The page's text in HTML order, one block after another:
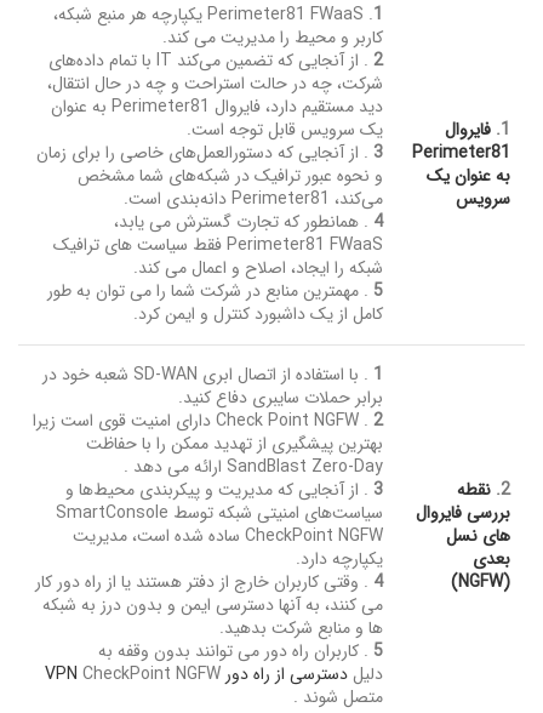
1. فایروال
Perimeter81
به عنوان یک
سرویس
1
. Perimeter81 FWaaS یکپارچه هر منبع شبکه،
کاربر و محیط را مدیریت می کند.
2
. از آنجایی که تضمین می‌کند IT با تمام داده‌های
شرکت، چه در حالت استراحت و چه در حال انتقال،
دید مستقیم دارد، فایروال Perimeter81 به عنوان
یک سرویس قابل توجه است.
3 . از آنجایی که دستورالعمل‌های خاصی را برای زمان
و نحوه عبور ترافیک در شبکه‌های شما مشخص
می‌کند، Perimeter81 دانه‌بندی است.
4 . همانطور که تجارت گسترش می یابد،
Perimeter81 FWaaS فقط سیاست های ترافیک
شبکه را ایجاد، اصلاح و اعمال می کند.
5 . مهمترین منابع در شرکت شما را می توان به طور
کامل از یک داشبورد کنترل و ایمن کرد.
2. نقطه
بررسی فایروال
های نسل
بعدی
(NGFW)
1
. با استفاده از اتصال ابری SD-WAN شعبه خود در
برابر حملات سایبری دفاع کنید.
2
. Check Point NGFW دارای امنیت قوی است زیرا
بهترین پیشگیری از تهدید ممکن را با حفاظت
SandBlast Zero-Day ارائه می دهد .
3 . از آنجایی که مدیریت و پیکربندی محیط‌ها و
سیاست‌های امنیتی شبکه توسط SmartConsole
CheckPoint NGFW ساده شده است، مدیریت
یکپارچه دارد.
4 . وقتی کاربران خارج از دفتر هستند یا از راه دور کار
می کنند، به آنها دسترسی ایمن و بدون درز به شبکه
ها و منابع شرکت بدهید.
5 . کاربران راه دور می توانند بدون وقفه به
دلیل دسترسی از راه دور VPN CheckPoint NGFW
متصل شوند .